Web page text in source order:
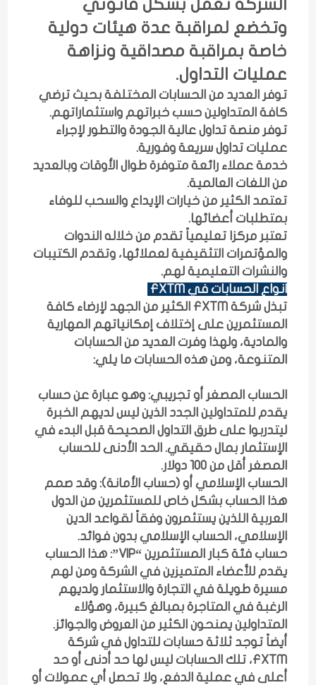
الشركة تعمل بشكل قانوني
وتخضع لمراقبة عدة هيئات دولية
خاصة بمراقبة مصداقية ونزاهة
عمليات التداول.
توفر العديد من الحسابات المختلفة بحيث ترضي
كافة المتداولين حسب خبراتهم واستثماراتهم.
توفر منصة تداول عالية الجودة والتطور لإجراء
عمليات تداول سريعة وفورية.
خدمة عملاء رائعة متوفرة طوال الأوقات وبالعديد
من اللغات العالمية.
تعتمد الكثير من خيارات الإيداع والسحب للوفاء
بمتطلبات أعضائها.
تعتبر مركزا تعليمياً تقدم من خلاله الندوات
والمؤتمرات التثقيفية لعملائها، وتقدم الكتيبات
والنشرات التعليمية لهم.
انواع الحسابات في FXTM
تبذل شركة FXTM الكثير من الجهد لإرضاء كافة
المستثمرين على إختلاف إمكانياتهم المهارية
والمادية، ولهذا وفرت العديد من الحسابات
المتنوعة، ومن هذه الحسابات ما يلي:
الحساب المصغر أو تجريبي: وهو عبارة عن حساب
يقدم للمتداولين الجدد الذين ليس لديهم الخبرة
ليتدربوا على طرق التداول الصحيحة قبل البدء في
الإستثمار بمال حقيقي. الحد الأدنى للحساب
المصغر أقل من 100 دولار.
الحساب الإسلامي أو (حساب الأمانة): وقد صمم
هذا الحساب بشكل خاص للمستثمرين من الدول
العربية اللذين يستثمرون وفقاً لقواعد الدين
الإسلامي، الحساب الإسلامي بدون فوائد.
حساب فئة كبار المستثمرين “VIP”: هذا الحساب
يقدم للأعضاء المتميزين في الشركة ومن لهم
مسيرة طويلة في التجارة والاستثمار ولديهم
الرغبة في المتاجرة بمبالغ كبيرة، وهؤلاء
المتداولين يمنحون الكثير من العروض والجوائز.
أيضاً توجد ثلاثة حسابات للتداول في شركة
FXTM، تلك الحسابات ليس لها حد أدنى أو حد
أعلى في عملية الدفع، ولا تحصل أي عمولات أو